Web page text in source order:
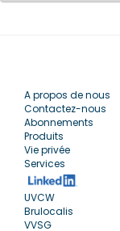
A propos de nous
Contactez-nous
Abonnements
Produits
Vie privée
Services
UVCW
Brulocalis
VVSG